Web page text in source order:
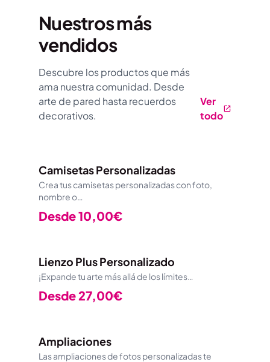
Nuestros más
vendidos
Descubre los productos que más
ama nuestra comunidad. Desde
arte de pared hasta recuerdos
decorativos.
Ver
todo
Camisetas Personalizadas
Crea tus camisetas personalizadas con foto,
nombre o…
Desde10,00€
Lienzo Plus Personalizado
¡Expande tu arte más allá de los límites…
Desde27,00€
Ampliaciones
Las ampliaciones de fotos personalizadas te